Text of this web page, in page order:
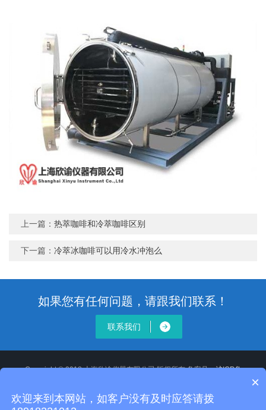
上一篇：热萃咖啡和冷萃咖啡区别
下一篇：冷萃冰咖啡可以用冷水冲泡么
如果您有任何问题，请跟我们联系！
联系我们
Copyright © 2018 上海欣谕仪器有限公司 版权所有 备案号：沪ICP备
地址：
×
欢迎来到本网站，如客户没有及时应答请拨